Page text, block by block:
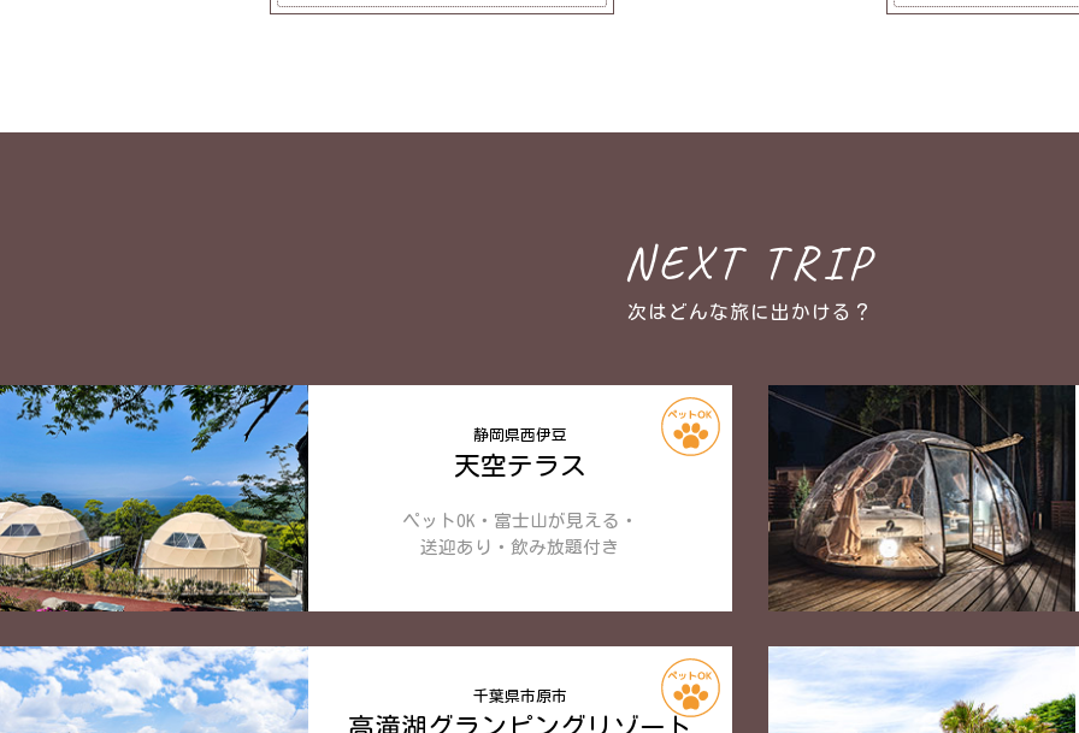
NEXT TRIP
次はどんな旅に出かける？
静岡県西伊豆
天空テラス
ペットOK・富士山が見える・
送迎あり・飲み放題付き
千葉県市原市
高滝湖グランピングリゾート